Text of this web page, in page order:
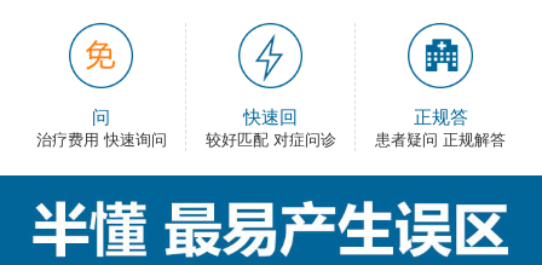
问
治疗费用 快速询问
快速回
较好匹配 对症问诊
正规答
患者疑问 正规解答